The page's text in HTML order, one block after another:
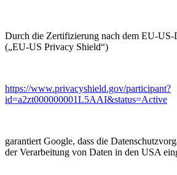
Durch die Zertifizierung nach dem EU-US-
(„EU-US Privacy Shield“)
https://www.privacyshield.gov/participant?
id=a2zt000000001L5AAI&status=Active
garantiert Google, dass die
der Verarbeitung von Daten in den USA